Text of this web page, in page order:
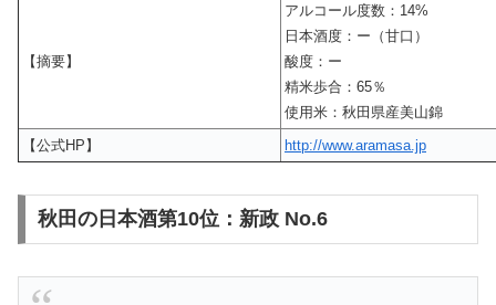
【摘要】
アルコール度数：14%
日本酒度：ー（甘口）
酸度：ー
精米歩合：65％
使用米：秋田県産美山錦
【公式HP】
http://www.aramasa.jp
秋田の日本酒第10位：新政 No.6